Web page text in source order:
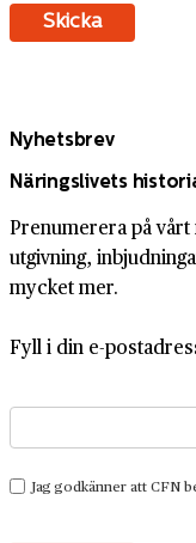
Nyhetsbrev
Näringslivets
Prenumerera på
utgivning,
mycket mer.
Fyll i din e-